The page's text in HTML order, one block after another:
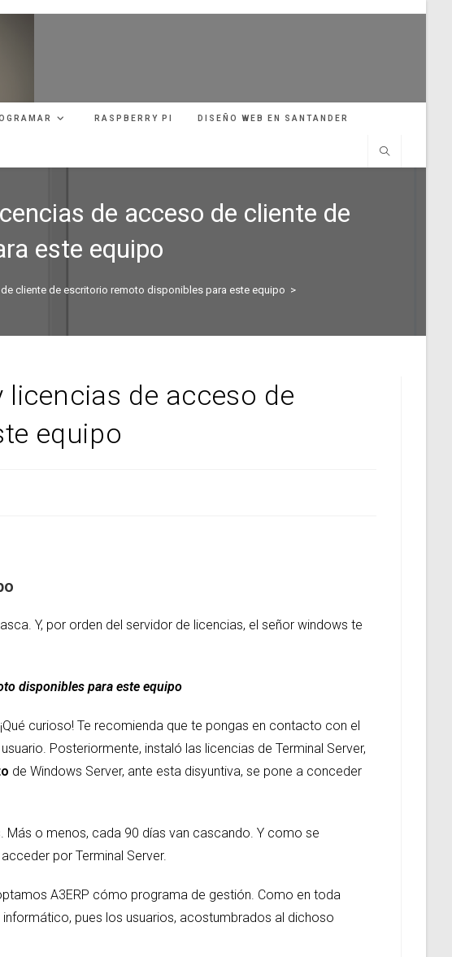
RASPBERRY PI DISEÑO WEB EN SANTANDER
de acceso de cliente de
este equipo
cliente de escritorio remoto disponibles para este equipo >
de acceso de
equipo
Y, por orden del servidor de licencias, el señor windows te
disponibles para este equipo
curioso! Te recomienda que te pongas en contacto con el
Posteriormente, instaló las licencias de Terminal Server,
de Windows Server, ante esta disyuntiva, se pone a conceder
o menos, cada 90 días van cascando. Y como se
por Terminal Server.
A3ERP cómo programa de gestión. Como en toda
pues los usuarios, acostumbrados al dichoso